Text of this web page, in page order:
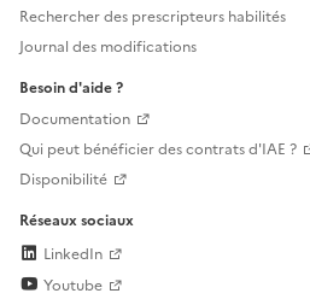
Rechercher des prescripteurs habilités
Journal des modifications
Besoin d'aide ?
Documentation
Qui peut bénéficier des contrats d'IAE ?
Disponibilité
Réseaux sociaux
LinkedIn
Youtube